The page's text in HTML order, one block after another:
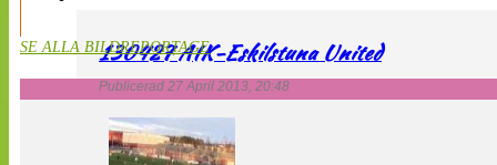
130427 AIK-Eskilstuna United
Publicerad 27 April 2013, 20:48
SE ALLA BILDREPORTAGE